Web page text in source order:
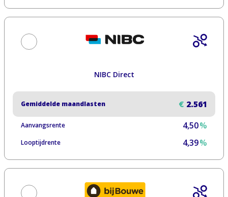
NIBC Direct
€ 2.561
Gemiddelde maandlasten
4,50%
Aanvangsrente
4,39%
Looptijdrente